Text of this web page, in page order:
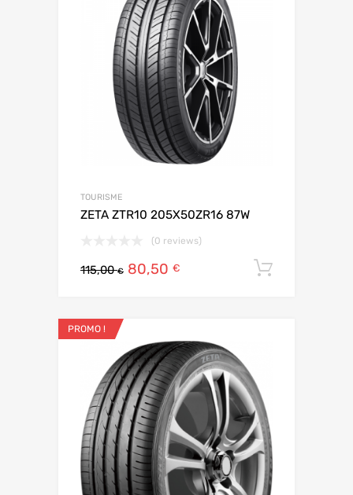
TOURISME
ZETA ZTR10 205X50ZR16 87W
(0 reviews)
115,00€ 80,50 €
PROMO !